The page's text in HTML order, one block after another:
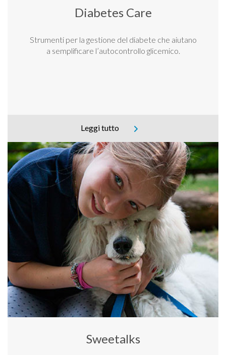
Diabetes Care
Strumenti per la gestione del diabete che aiutano
a semplificare l’autocontrollo glicemico.
Leggi tutto
Sweetalks